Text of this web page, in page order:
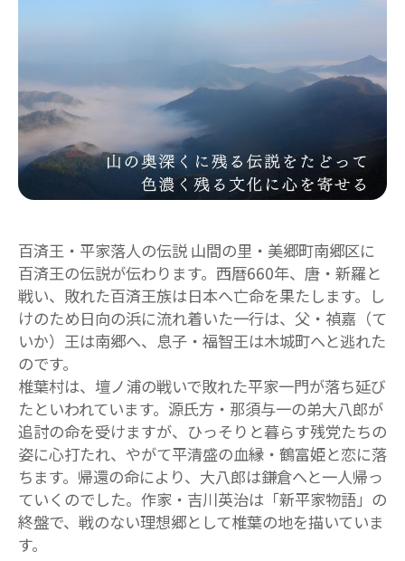
百済王・平家落人の伝説 山間の里・美郷町南郷区に
百済王の伝説が伝わります。西暦660年、唐・新羅と
戦い、敗れた百済王族は日本へ亡命を果たします。し
けのため日向の浜に流れ着いた一行は、父・禎嘉（て
いか）王は南郷へ、息子・福智王は木城町へと逃れた
のです。
椎葉村は、壇ノ浦の戦いで敗れた平家一門が落ち延び
たといわれています。源氏方・那須与一の弟大八郎が
追討の命を受けますが、ひっそりと暮らす残党たちの
姿に心打たれ、やがて平清盛の血縁・鶴富姫と恋に落
ちます。帰還の命により、大八郎は鎌倉へと一人帰っ
ていくのでした。作家・吉川英治は「新平家物語」の
終盤で、戦のない理想郷として椎葉の地を描いていま
す。